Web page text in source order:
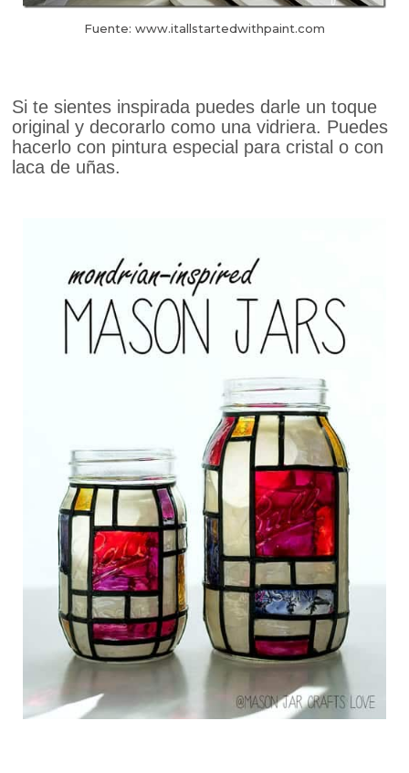
Fuente: www.itallstartedwithpaint.com
Si te sientes inspirada puedes darle un toque
original y decorarlo como una vidriera. Puedes
hacerlo con pintura especial para cristal o con
laca de uñas.